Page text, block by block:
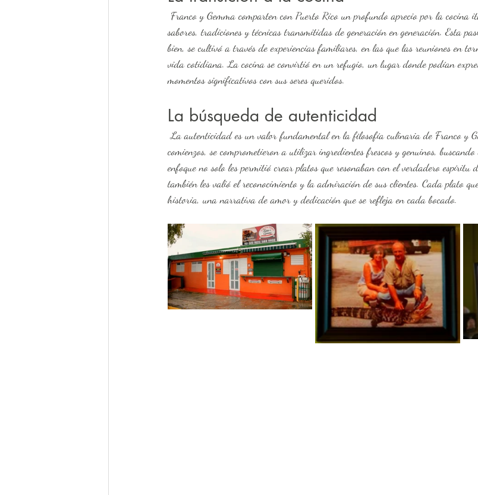
sabores, tradiciones y técnicas transmitidas de generación en generación. Esta
bien, se cultivó a través de experiencias familiares, en las que las reuniones en
vida cotidiana. La cocina se convirtió en un refugio, un lugar donde podían
momentos significativos con sus seres queridos.
La búsqueda de autenticidad
La autenticidad es un valor fundamental en la filosofía culinaria de Franco y Gemma. Desde sus humildes
comienzos, se comprometieron a utilizar ingredientes frescos y genuinos,
enfoque no solo les permitió crear platos que resonaban con el verdadero
también les valió el reconocimiento y la admiración de sus clientes. Cada plato
historia, una narrativa de amor y dedicación que se refleja en cada bocado.